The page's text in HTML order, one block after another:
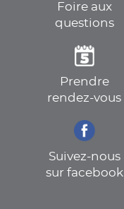
Foire aux
questions
Prendre
rendez-vous
Suivez-nous
sur facebook